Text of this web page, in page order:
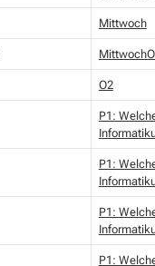
Mittwoch
O2
P1:
P1:
P1:
P1: